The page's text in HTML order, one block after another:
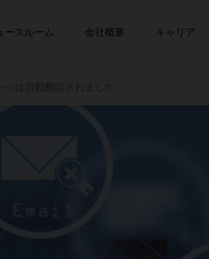
ースルーム 会社概要 キャリア